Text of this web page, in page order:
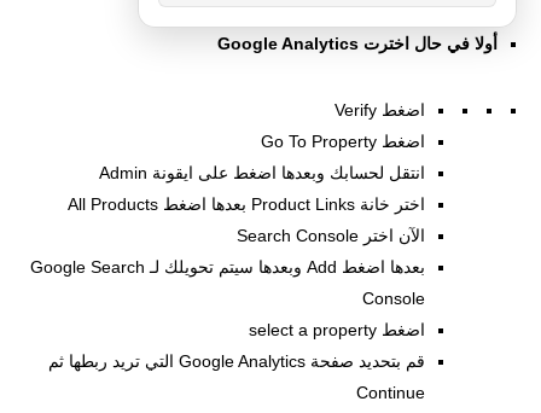
أولا في حال اخترت Google Analytics
اضغط Verify
اضغط Go To Property
انتقل لحسابك وبعدها اضغط على ايقونة Admin
اختر خانة Product Links بعدها اضغط All Products
الآن اختر Search Console
بعدها اضغط Add وبعدها سيتم تحويلك لـ Google Search
Console
اضغط select a property
قم بتحديد صفحة Google Analytics التي تريد ربطها ثم
Continue